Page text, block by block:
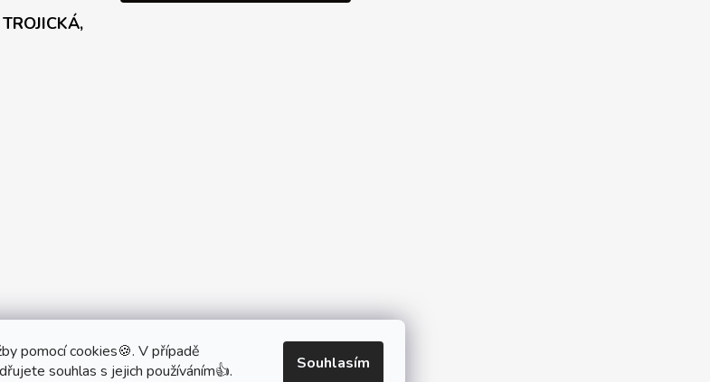
pomocí cookies🍪. V případě
souhlas s jejich používáním👍.
Souhlasím
MONOBRAND Partner Eshop Monobrand.online